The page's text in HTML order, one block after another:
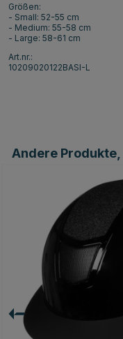
Größen:
- Small: 52-55 cm
- Medium: 55-58 cm
- Large: 58-61 cm
Art.nr.:
10209020122BASI-L
Andere